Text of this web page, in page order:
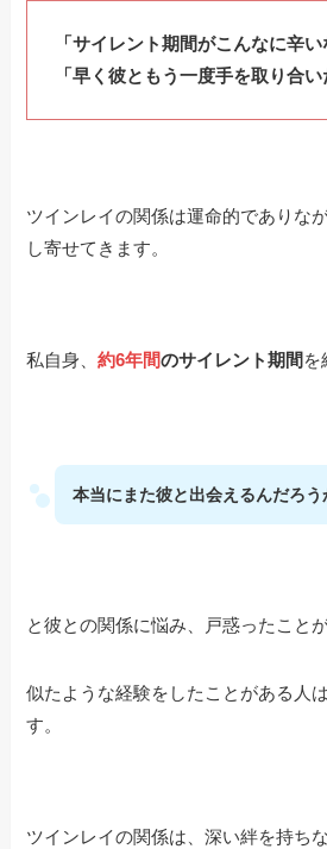
「サイレント期間がこんなに辛い
「早く彼ともう一度手を取り合い
ツインレイの関係は運命的でありな
し寄せてきます。
私自身、約6年間のサイレント期間 を
本当にまた彼と出会えるんだろう
と彼との関係に悩み、戸惑ったこと
似たような経験をしたことがある人
す。
ツインレイの関係は、深い絆を持ち